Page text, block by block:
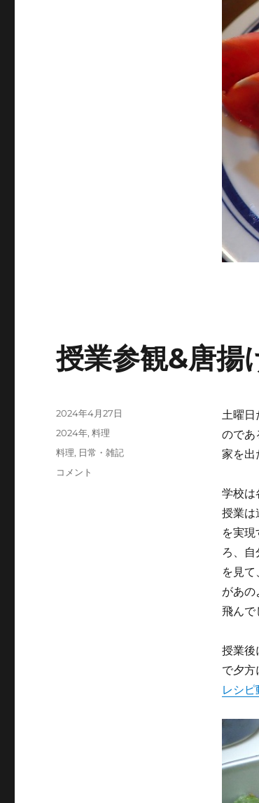
授業参観&唐揚
土曜日
のであ
家を出
学校は
授業は
を実
ろ、自
を見
があの
飛んで
授業後
で夕方
レシピ
投
2024年4月27日
カ
テ
リ
2024年,料理
タ
料理, 日常・雑記
授
コメント